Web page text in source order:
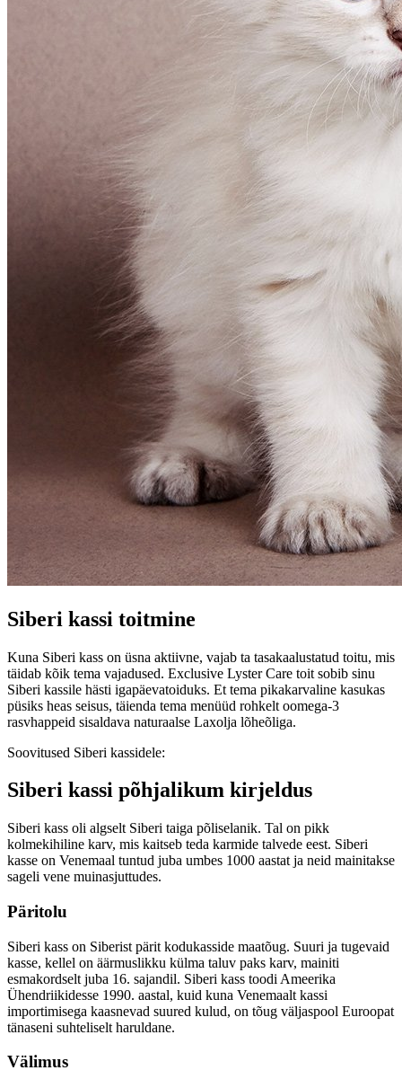
Siberi kassi toitmine
Kuna Siberi kass on üsna aktiivne, vajab ta tasakaalustatud toitu, mis
täidab kõik tema vajadused. Exclusive Lyster Care toit sobib sinu
Siberi kassile hästi igapäevatoiduks. Et tema pikakarvaline kasukas
püsiks heas seisus, täienda tema menüüd rohkelt oomega-3
rasvhappeid sisaldava naturaalse Laxolja lõheõliga.
Soovitused Siberi kassidele:
Siberi kassi põhjalikum kirjeldus
Siberi kass oli algselt Siberi taiga põliselanik. Tal on pikk
kolmekihiline karv, mis kaitseb teda karmide talvede eest. Siberi
kasse on Venemaal tuntud juba umbes 1000 aastat ja neid mainitakse
sageli vene muinasjuttudes.
Päritolu
Siberi kass on Siberist pärit kodukasside maatõug. Suuri ja tugevaid
kasse, kellel on äärmuslikku külma taluv paks karv, mainiti
esmakordselt juba 16. sajandil. Siberi kass toodi Ameerika
Ühendriikidesse 1990. aastal, kuid kuna Venemaalt kassi
importimisega kaasnevad suured kulud, on tõug väljaspool Euroopat
tänaseni suhteliselt haruldane.
Välimus